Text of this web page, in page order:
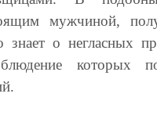
мужчиной,
о негласных
которых